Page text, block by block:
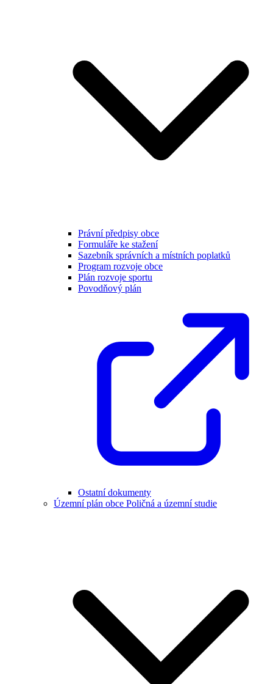
Právní předpisy obce
Formuláře ke stažení
Sazebník správních a místních poplatků
Program rozvoje obce
Plán rozvoje sportu
Povodňový plán
Ostatní dokumenty
Územní plán obce Poličná a územní studie